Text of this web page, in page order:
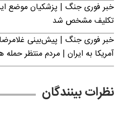
خبر فوری جنگ | پزشکیان موضع
تکلیف مشخص شد
خبر فوری جنگ | پیش‌بینی
آمریکا به ایران | مردم منتظر حمله
نظرات بینندگان